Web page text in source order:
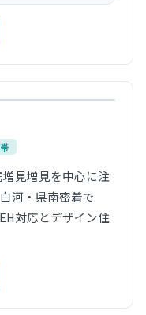
見増見を中心に注
河・県南密着で
対応とデザイン住